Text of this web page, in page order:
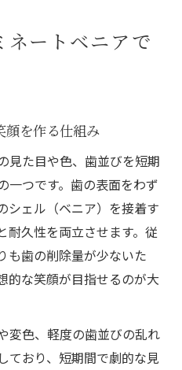
ートベニアで
顔を作る仕組み
見た目や色、歯並びを短期
一つです。歯の表面をわず
シェル（ベニア）を接着す
耐久性を両立させます。従
も歯の削除量が少ないた
的な笑顔が目指せるのが大
変色、軽度の歯並びの乱れ
ており、短期間で劇的な見